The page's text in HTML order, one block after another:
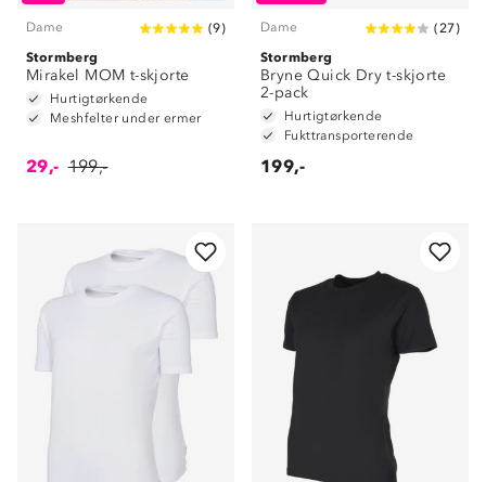
Dame (9)
Stormberg
Mirakel MOM t-skjorte
Hurtigtørkende
Meshfelter under ermer
29,- 199,-
Dame (27)
Stormberg
Bryne Quick Dry t-skjorte
2-pack
Hurtigtørkende
Fukttransporterende
199,-